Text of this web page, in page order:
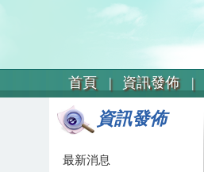
首頁 | 資訊發佈 |
資訊發佈
最新消息